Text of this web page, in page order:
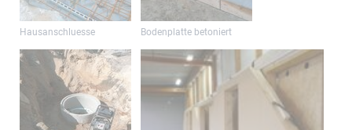
Hausanschluesse Bodenplatte betoniert